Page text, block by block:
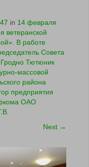
in 14 февраля
ветеранской
В работе
Совета
Тютюник
массовой
района
предприятия
ОАО
Next →